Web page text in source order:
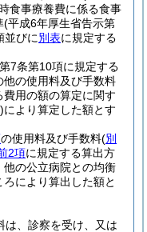
食事療養費に係る食事
(平成6年厚生省告示第
並びに別表に規定する
第7条第10項に規定する
他の使用料及び手数料
用の額の算定に関す
により算定した額とす
の使用料及び手数料(別
2項に規定する算出方
の公立病院との均衡
により算出した額と
は、診察を受け、又は